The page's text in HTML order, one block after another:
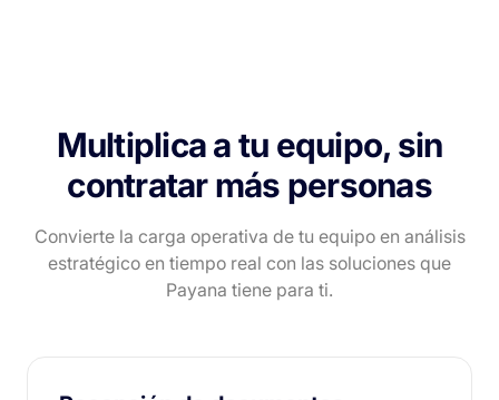
Multiplica a tu equipo, sin
contratar más personas
Convierte la carga operativa de tu equipo en análisis
estratégico en tiempo real con las soluciones que
Payana tiene para ti.